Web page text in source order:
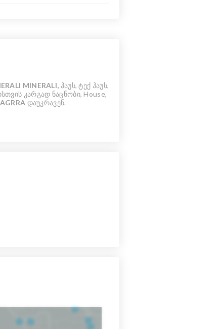
MINERALI, ჰაუს, ტექ ჰაუს,
კარგად ნაცნობი, House,
დაუკრავენ.